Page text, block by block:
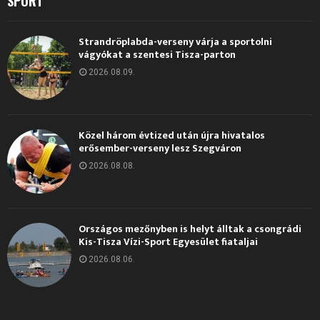
Strandröplabda-verseny várja a sportolni
vágyókat a szentesi Tisza-parton
2026.08.09.
Közel három évtized után újra hivatalos
erősember-verseny lesz Szegváron
2026.08.08.
Országos mezőnyben is helyt álltak a csongrádi
Kis-Tisza Vízi-Sport Egyesület fiataljai
2026.08.06.